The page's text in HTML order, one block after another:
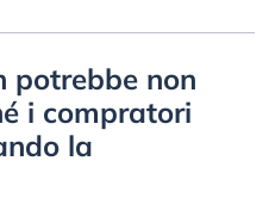
potrebbe non
i compratori
la